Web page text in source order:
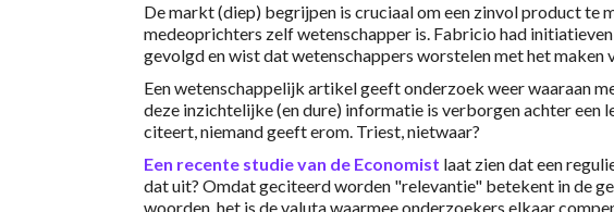
De markt (diep) begrijpen is cruciaal om een zinvol product te
medeoprichters zelf wetenschapper is. Fabricio had
gevolgd en wist dat wetenschappers worstelen met het maken
Een wetenschappelijk artikel geeft onderzoek weer waaraan
deze inzichtelijke (en dure) informatie is verborgen achter een
citeert, niemand geeft erom. Triest, nietwaar?
Een recente studie van de Economist laat zien dat een
dat uit? Omdat geciteerd worden "relevantie" betekent in de
woorden, het is de valuta waarmee onderzoekers elkaar